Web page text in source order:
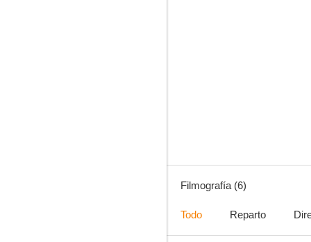
Filmografía (6)
Todo Reparto